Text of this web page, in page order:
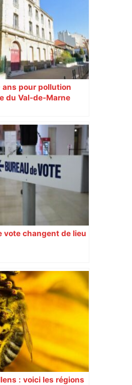
ans pour pollution
du Val-de-Marne
vote changent de lieu
: voici les régions